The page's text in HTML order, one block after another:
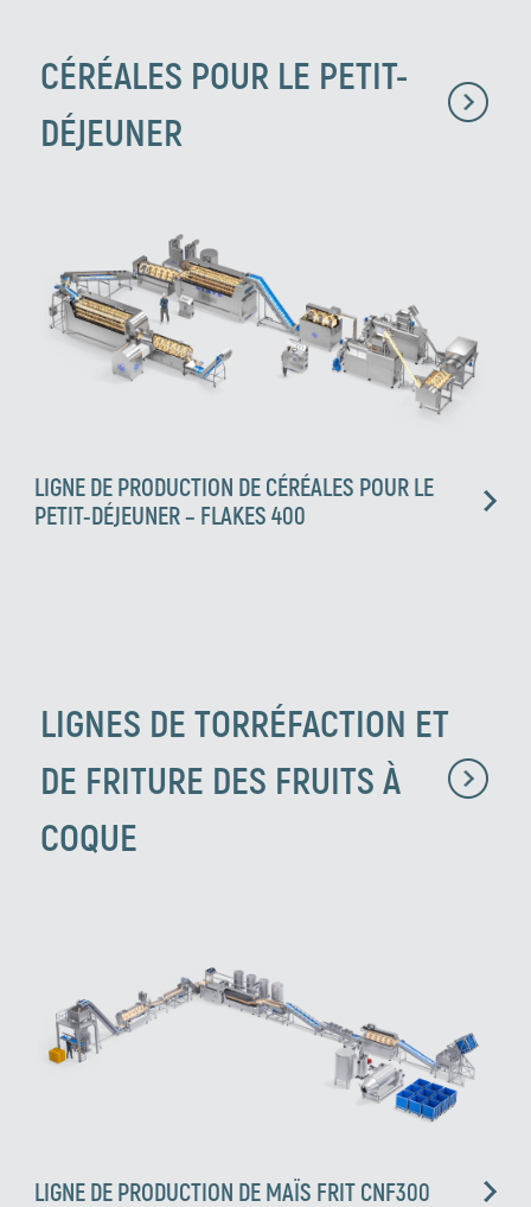
CÉRÉALES POUR LE PETIT-
DÉJEUNER
LIGNE DE PRODUCTION DE CÉRÉALES POUR LE
PETIT-DÉJEUNER – FLAKES 400
LIGNES DE TORRÉFACTION ET
DE FRITURE DES FRUITS À
COQUE
LIGNE DE PRODUCTION DE MAÏS FRIT CNF300